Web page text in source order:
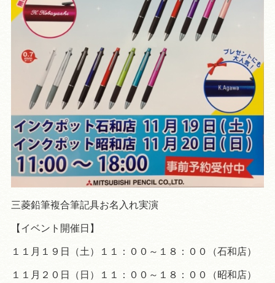
三菱鉛筆複合筆記具お名入れ実演
【イベント開催日】
１１月１９日（土）１１：００～１８：００（石和店）
１１月２０日（日）１１：００～１８：００（昭和店）